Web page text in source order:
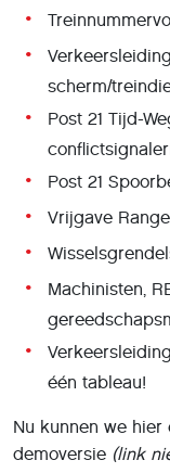
scherm/
Post 21 Tijd-
Post 21
Vrijgave
Machinisten,
één tableau!
Nu kunnen we
demoversie (link